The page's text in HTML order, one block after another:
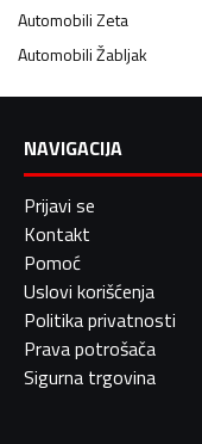
AutomobiliZeta
AutomobiliŽabljak
NAVIGACIJA
Prijavi se
Kontakt
Pomoć
Uslovi korišćenja
Politika privatnosti
Prava potrošača
Sigurna trgovina